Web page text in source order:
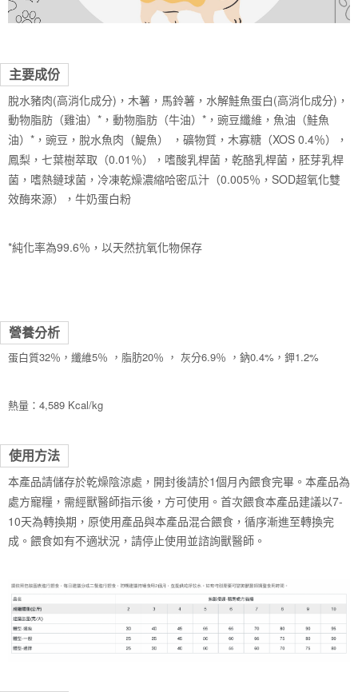
主要成份
脫水豬肉(高消化成分)，木薯，馬鈴薯，水解鮭魚蛋白(高消化成分)，
動物脂肪（雞油）*，動物脂肪（牛油）*，豌豆纖維，魚油（鮭魚
油）*，豌豆，脫水魚肉（鯷魚） ，礦物質，木寡糖（XOS 0.4％），
鳳梨，七葉樹萃取（0.01％），嗜酸乳桿菌，乾酪乳桿菌，胚芽乳桿
菌，嗜熱鏈球菌，冷凍乾燥濃縮哈密瓜汁（0.005％，SOD超氧化雙
效酶來源），牛奶蛋白粉
*純化率為99.6％，以天然抗氧化物保存
營養分析
蛋白質32％，纖維5％ ，脂肪20％ ， 灰分6.9％ ，鈉0.4%，鉀1.2%
熱量：4,589 Kcal/kg
使用方法
本產品請儲存於乾燥陰涼處，開封後請於1個月內餵食完畢。本產品為
處方寵糧，需經獸醫師指示後，方可使用。首次餵食本產品建議以7-
10天為轉換期，原使用產品與本產品混合餵食，循序漸進至轉換完
成。餵食如有不適狀況，請停止使用並諮詢獸醫師。